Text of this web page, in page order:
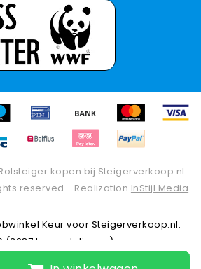
kopen bij Steigerverkoop.nl
reserved - Realization InStijl Media
Keur voor Steigerverkoop.nl:
(3287 beoordelingen)